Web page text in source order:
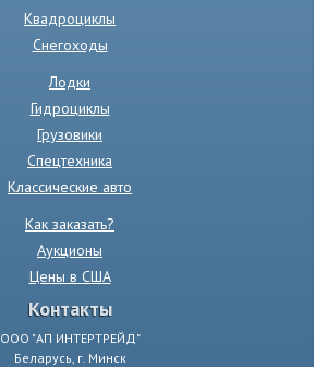
Квадроциклы
Снегоходы
Лодки
Гидроциклы
Грузовики
Спецтехника
Классические авто
Как заказать?
Аукционы
Цены в США
Контакты
ООО "АП ИНТЕРТРЕЙД"
Беларусь, г. Минск